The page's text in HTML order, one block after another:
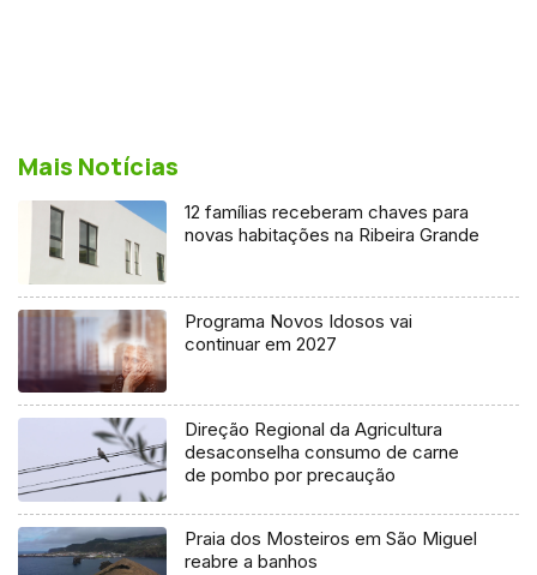
Mais Notícias
12 famílias receberam chaves para
novas habitações na Ribeira Grande
Programa Novos Idosos vai
continuar em 2027
Direção Regional da Agricultura
desaconselha consumo de carne
de pombo por precaução
Praia dos Mosteiros em São Miguel
reabre a banhos